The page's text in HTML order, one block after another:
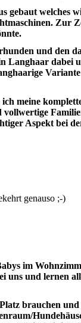
gebaut welches
Zur
und den
dabei
meine
vollwertige
Aspekt bei
genauso ;-)
im
uns und lernen
brauchen